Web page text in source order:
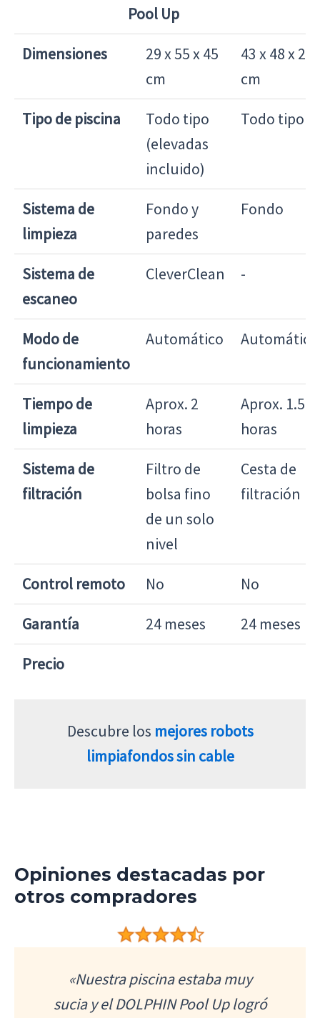
Pool Up
DOLPHIN
Dolphin
Dimensiones
29 x 55 x 45
cm
43 x 48 x 26
cm
Tipo de piscina
Todo tipo
(elevadas
incluido)
Todo tipo
Sistema de
limpieza
Fondo y
paredes
Fondo
Sistema de
escaneo
CleverClean -
Modo de
funcionamiento
Automático Automático
Tiempo de
limpieza
Aprox. 2
horas
Aprox. 1.5
horas
Sistema de
filtración
Filtro de
bolsa fino
de un solo
nivel
Cesta de
filtración
Control remoto No
No
Garantía
24 meses
24 meses
Precio
Descubre los mejores robots
limpiafondos sin cable
Opiniones destacadas por
otros compradores
«Nuestra piscina estaba muy
sucia y el DOLPHIN Pool Up logró